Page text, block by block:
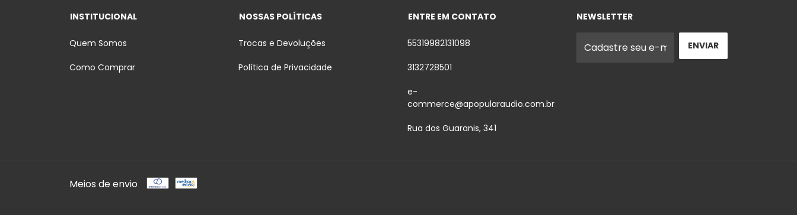
INSTITUCIONAL
Quem Somos
Como Comprar
NOSSAS POLÍTICAS
Trocas e Devoluções
Política de Privacidade
ENTRE EM CONTATO
55319982131098
3132728501
e-
commerce@apopularaudio.com.br
Rua dos Guaranis, 341
NEWSLETTER
Meios de envio